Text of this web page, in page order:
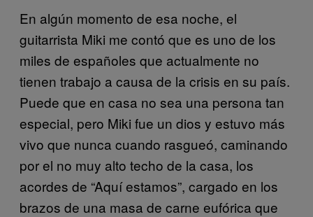
En algún momento de esa noche, el
guitarrista Miki me contó que es uno de los
miles de españoles que actualmente no
tienen trabajo a causa de la crisis en su país.
Puede que en casa no sea una persona tan
especial, pero Miki fue un dios y estuvo más
vivo que nunca cuando rasgueó, caminando
por el no muy alto techo de la casa, los
acordes de “Aquí estamos”, cargado en los
brazos de una masa de carne eufórica que